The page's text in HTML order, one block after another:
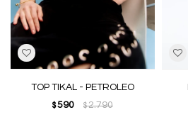
TOP TIKAL - PETROLEO
$590 $2.790